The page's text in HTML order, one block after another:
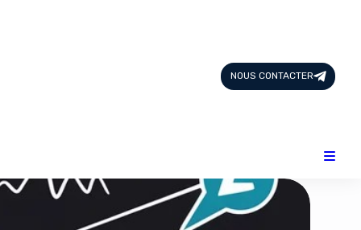
NOUS CONTACTER
Design & Créativité
E-commerce
Famille